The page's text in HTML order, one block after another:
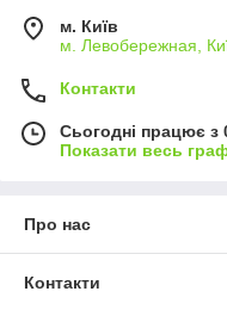
м. Київ
м. Левобережная,
Контакти
Сьогодні працює з
Показати весь
Про нас
Контакти